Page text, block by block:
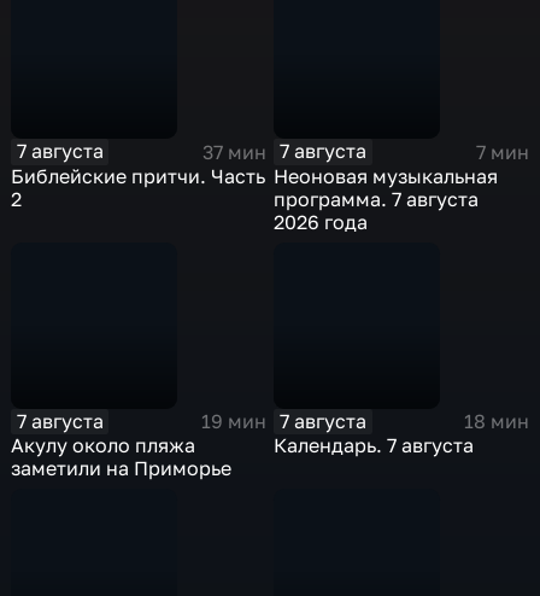
7 августа
37 мин
Библейские притчи. Часть
2
7 августа
7 мин
Неоновая музыкальная
программа. 7 августа
2026 года
7 августа
19 мин
Акулу около пляжа
заметили на Приморье
7 августа
18 мин
Календарь. 7 августа